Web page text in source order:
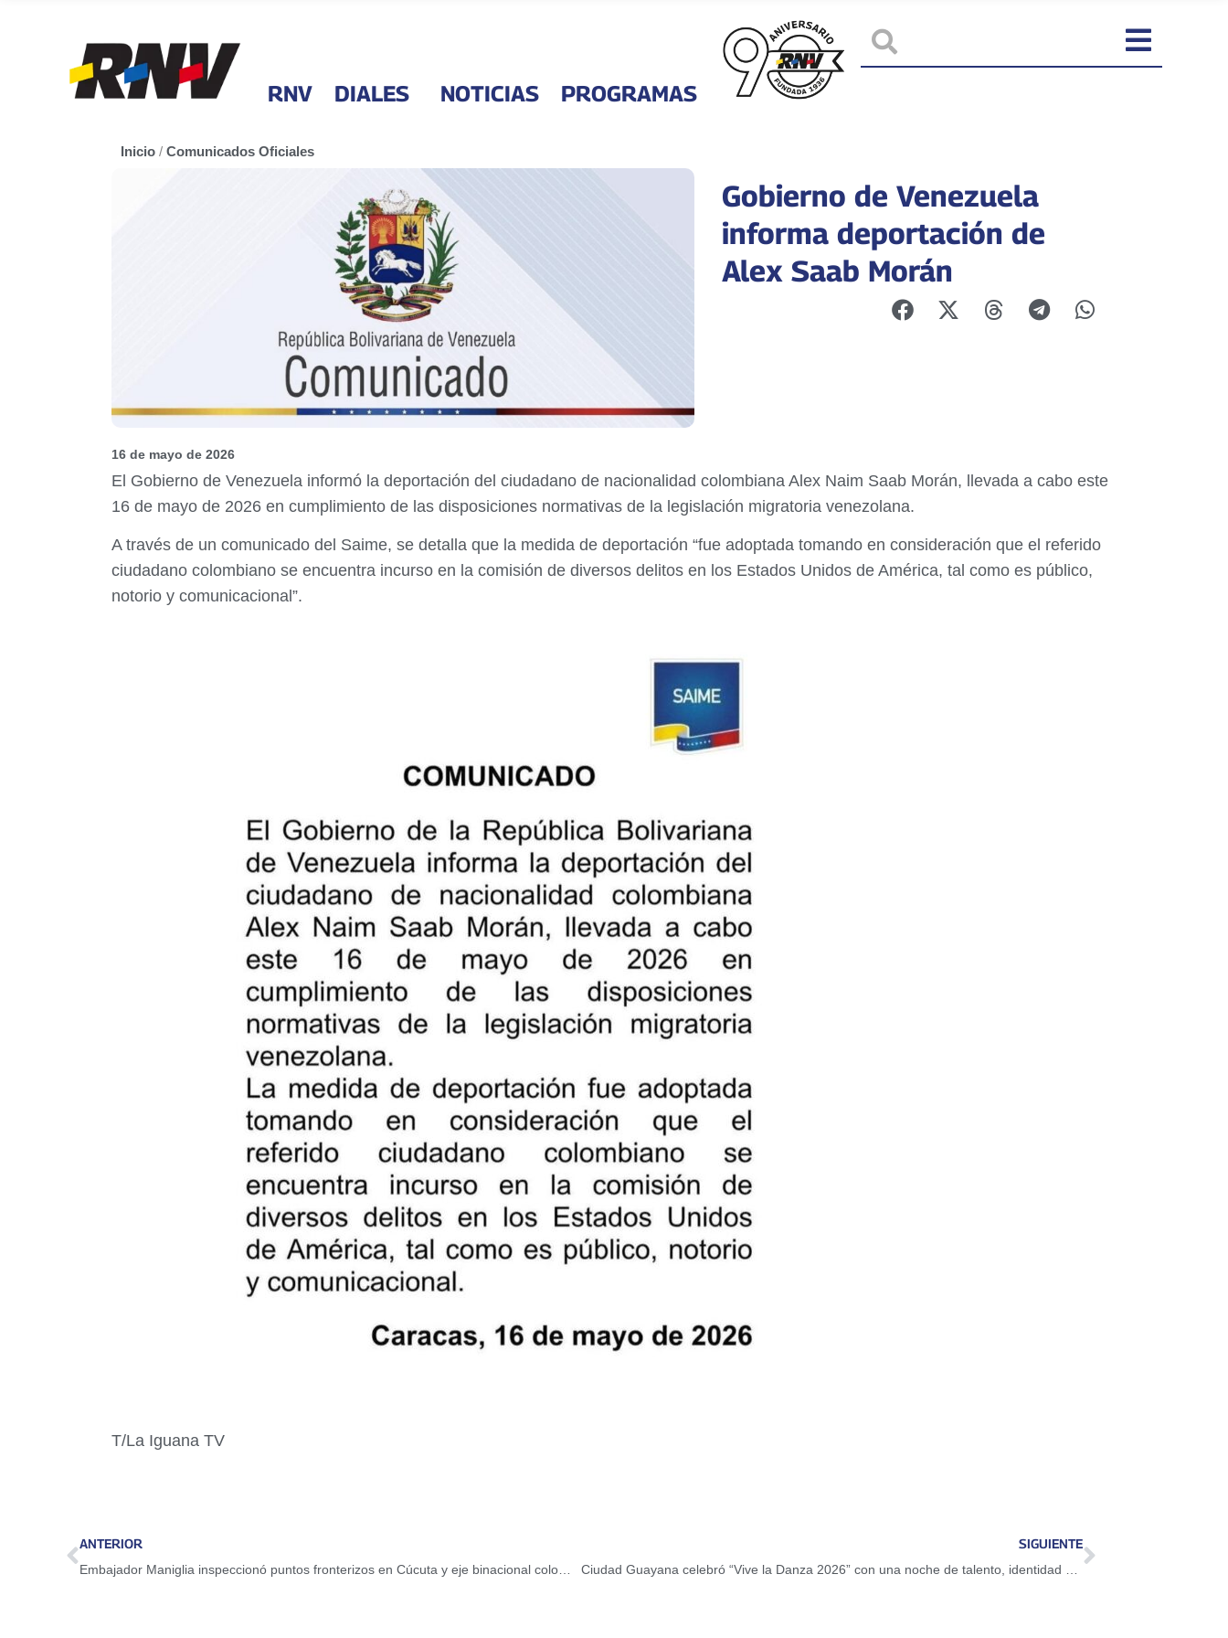
RNV DIALES NOTICIAS PROGRAMAS
Inicio / Comunicados Oficiales
Gobierno de Venezuela
informa deportación de
Alex Saab Morán
16 de mayo de 2026
El Gobierno de Venezuela informó la deportación del ciudadano de nacionalidad colombiana Alex Naim Saab Morán, llevada a cabo este
16 de mayo de 2026 en cumplimiento de las disposiciones normativas de la legislación migratoria venezolana.
A través de un comunicado del Saime, se detalla que la medida de deportación “fue adoptada tomando en consideración que el referido
ciudadano colombiano se encuentra incurso en la comisión de diversos delitos en los Estados Unidos de América, tal como es público,
notorio y comunicacional”.
T/La Iguana TV
ANTERIOR SIGUIENTE